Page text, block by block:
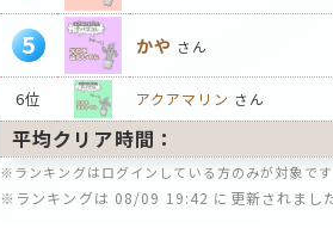
5 かや さん
6位 アクアマリン さん
平均クリア時間：
※ランキングはログインしている方のみが対象です
※ランキングは 08/09 19:42 に更新されまし